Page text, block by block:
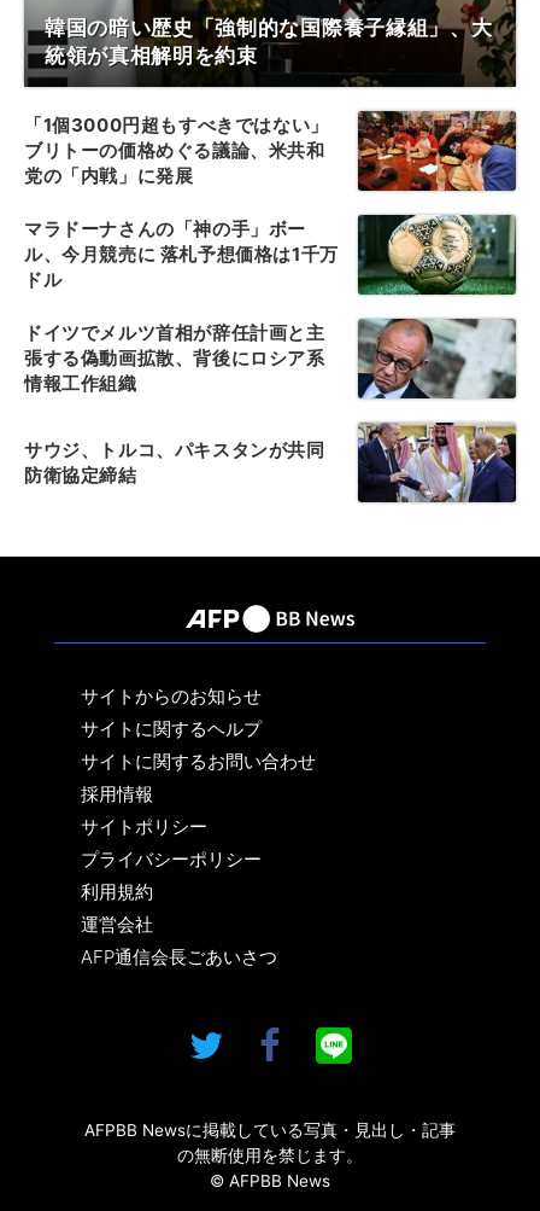
韓国の暗い歴史「強制的な国際養子縁組」、大
統領が真相解明を約束
「1個3000円超もすべきではない」
ブリトーの価格めぐる議論、米共和
党の「内戦」に発展
マラドーナさんの「神の手」ボー
ル、今月競売に 落札予想価格は1千万
ドル
ドイツでメルツ首相が辞任計画と主
張する偽動画拡散、背後にロシア系
情報工作組織
サウジ、トルコ、パキスタンが共同
防衛協定締結
サイトからのお知らせ
サイトに関するヘルプ
サイトに関するお問い合わせ
採用情報
サイトポリシー
プライバシーポリシー
利用規約
運営会社
AFP通信会長ごあいさつ
AFPBB Newsに掲載している写真・見出し・記事
の無断使用を禁じます。
© AFPBB News